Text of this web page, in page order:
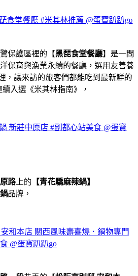
食堂餐廳 #米其林推薦 @蛋寶趴趴go
保護區裡的【黑琵食堂餐廳】是一間
保育與漁業永續的餐廳，選用友善養
，讓來訪的旅客們都能吃到最新鮮的
入選《米其林指南》，
新莊中原店 #副都心站美食 @蛋寶
路上的 【青花驕麻辣鍋】
品牌，
和本店 關西風味壽喜燒．鍋物專門
@蛋寶趴趴go